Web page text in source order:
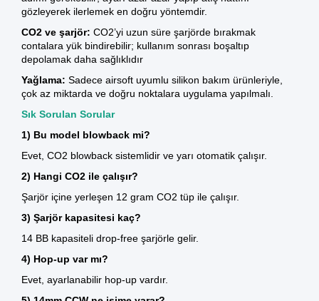
gözleyerek ilerlemek en doğru yöntemdir.
CO2 ve şarjör: CO2’yi uzun süre şarjörde bırakmak
contalara yük bindirebilir; kullanım sonrası boşaltıp
depolamak daha sağlıklıdır
Yağlama: Sadece airsoft uyumlu silikon bakım ürünleriyle,
çok az miktarda ve doğru noktalara uygulama yapılmalı.
Sık Sorulan Sorular
1) Bu model blowback mi?
Evet, CO2 blowback sistemlidir ve yarı otomatik çalışır.
2) Hangi CO2 ile çalışır?
Şarjör içine yerleşen 12 gram CO2 tüp ile çalışır.
3) Şarjör kapasitesi kaç?
14 BB kapasiteli drop-free şarjörle gelir.
4) Hop-up var mı?
Evet, ayarlanabilir hop-up vardır.